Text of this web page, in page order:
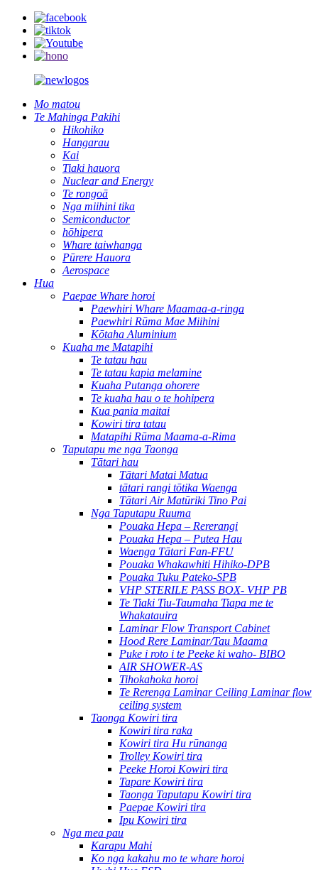
Mo matou
Te Mahinga Pakihi
Hikohiko
Hangarau
Kai
Tiaki hauora
Nuclear and Energy
Te rongoā
Nga miihini tika
Semiconductor
hōhipera
Whare taiwhanga
Pūrere Hauora
Aerospace
Hua
Paepae Whare horoi
Paewhiri Whare Maamaa-a-ringa
Paewhiri Rūma Mae Miihini
Kōtaha Aluminium
Kuaha me Matapihi
Te tatau hau
Te tatau kapia melamine
Kuaha Putanga ohorere
Te kuaha hau o te hohipera
Kua pania maitai
Kowiri tira tatau
Matapihi Rūma Maama-a-Rima
Taputapu me nga Taonga
Tātari hau
Tātari Matai Matua
tātari rangi tōtika Waenga
Tātari Air Matūriki Tino Pai
Nga Taputapu Ruuma
Pouaka Hepa – Rererangi
Pouaka Hepa – Putea Hau
Waenga Tātari Fan-FFU
Pouaka Whakawhiti Hihiko-DPB
Pouaka Tuku Pateko-SPB
VHP STERILE PASS BOX- VHP PB
Te Tiaki Tiu-Taumaha Tiapa me te
Whakatauira
Laminar Flow Transport Cabinet
Hood Rere Laminar/Tau Maama
Puke i roto i te Peeke ki waho- BIBO
AIR SHOWER-AS
Tihokahoka horoi
Te Rerenga Laminar Ceiling Laminar flow
ceiling system
Taonga Kowiri tira
Kowiri tira raka
Kowiri tira Hu rūnanga
Trolley Kowiri tira
Peeke Horoi Kowiri tira
Tapare Kowiri tira
Taonga Taputapu Kowiri tira
Paepae Kowiri tira
Ipu Kowiri tira
Nga mea pau
Karapu Mahi
Ko nga kakahu mo te whare horoi